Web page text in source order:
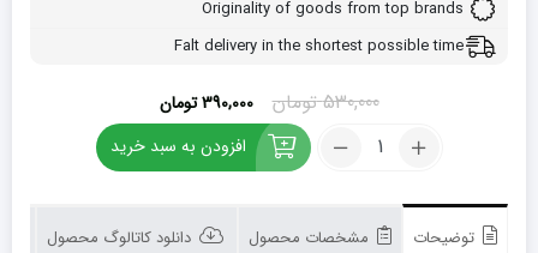
Originality of goods from top brands
Falt delivery in the shortest possible time
530,000 تومان
قیمت
اصلی:
530,000 تومان
بود.
390,000 تومان
فعلی:
390,000 تومان.
کود
مخصوص
شوک
افزودن به سبد خرید
توضیحات مشخصات محصول دانلود کاتالوگ محصول